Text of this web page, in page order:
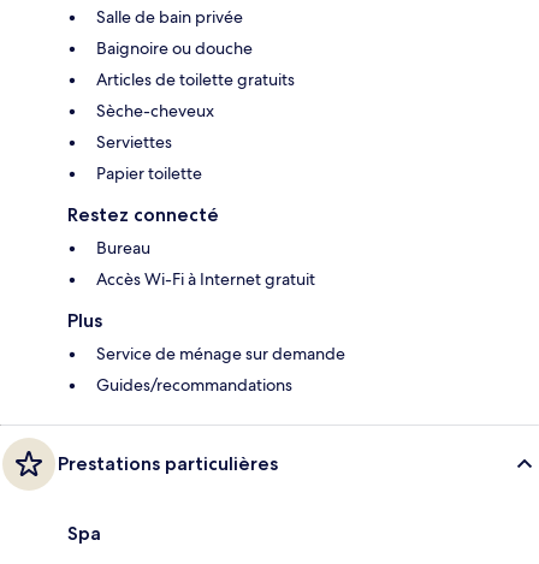
Salle de bain privée
Baignoire ou douche
Articles de toilette gratuits
Sèche-cheveux
Serviettes
Papier toilette
Restez connecté
Bureau
Accès Wi-Fi à Internet gratuit
Plus
Service de ménage sur demande
Guides/recommandations
Prestations particulières
Spa